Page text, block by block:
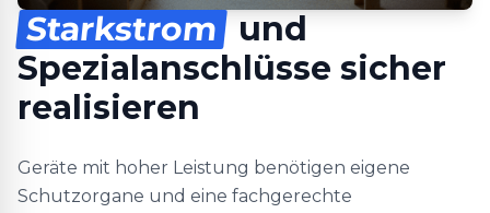
Starkstrom
und
Spezialanschlüsse sicher
realisieren
Geräte mit hoher Leistung benötigen eigene
Schutzorgane und eine fachgerechte